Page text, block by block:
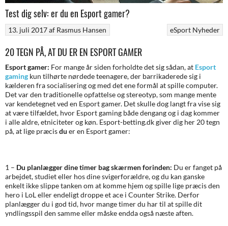
Test dig selv: er du en Esport gamer?
eSport Nyheder
13. juli 2017af Rasmus Hansen
20 TEGN PÅ, AT DU ER EN ESPORT GAMER
Esport gamer: For mange år siden forholdte det sig sådan, at Esport
gaming kun tilhørte nørdede teenagere, der barrikaderede sig i
kælderen fra socialisering og med det ene formål at spille computer.
Det var den traditionelle opfattelse og stereotyp, som mange mente
var kendetegnet ved en Esport gamer. Det skulle dog langt fra vise sig
at være tilfældet, hvor Esport gaming både dengang og i dag kommer
i alle aldre, etniciteter og køn. Esport-betting.dk giver dig her 20 tegn
på, at lige præcisdu er en Esport gamer:
1 – Du planlægger dine timer bag skærmen forinden: Du er fanget på
arbejdet, studiet eller hos dine svigerforældre, og du kan ganske
enkelt ikke slippe tanken om at komme hjem og spille lige præcis den
hero i LoL eller endeligt droppe et ace i Counter Strike. Derfor
planlægger du i god tid, hvor mange timer du har til at spille dit
yndlingsspil den samme eller måske endda også næste aften.